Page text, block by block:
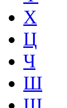
Х
Ц
Ч
Ш